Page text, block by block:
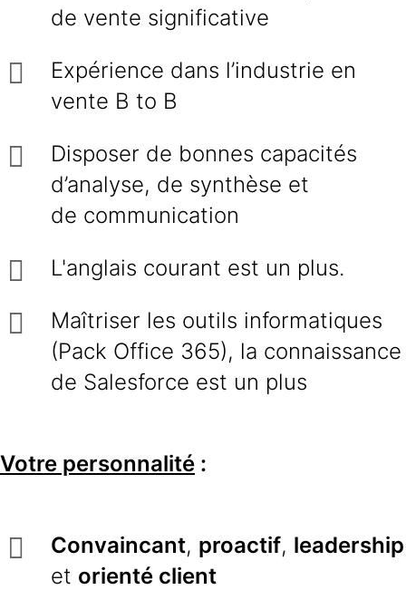
de vente significative
Expérience dans l’industrie en
vente B to B
Disposer de bonnes capacités
d’analyse, de synthèse et
de communication
L'anglais courant est un plus.
Maîtriser les outils informatiques
(Pack Office 365), la connaissance
de Salesforce est un plus
Votre personnalité :
Convaincant, proactif, leadership
et orienté client